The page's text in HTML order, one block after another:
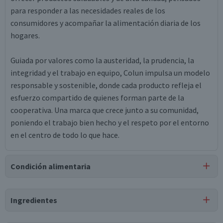
para responder a las necesidades reales de los
consumidores y acompañar la alimentación diaria de los
hogares.
Guiada por valores como la austeridad, la prudencia, la
integridad y el trabajo en equipo, Colun impulsa un modelo
responsable y sostenible, donde cada producto refleja el
esfuerzo compartido de quienes forman parte de la
cooperativa. Una marca que crece junto a su comunidad,
poniendo el trabajo bien hecho y el respeto por el entorno
en el centro de todo lo que hace.
Condición alimentaria
Ingredientes